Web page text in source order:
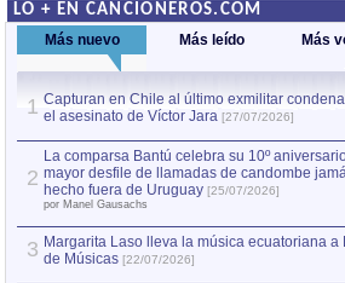
LO + EN CANCIONEROS.COM
Más nuevo Más leído Más
1 Capturan en Chile al último exmilitar
el asesinato de Víctor Jara [27/07/2026]
2
La comparsa Bantú celebra su 10º
mayor desfile de llamadas de candombe
hecho fuera de Uruguay [25/07/2026]
por Manel Gausachs
3 Margarita Laso lleva la música ecuatoriana a
de Músicas [22/07/2026]